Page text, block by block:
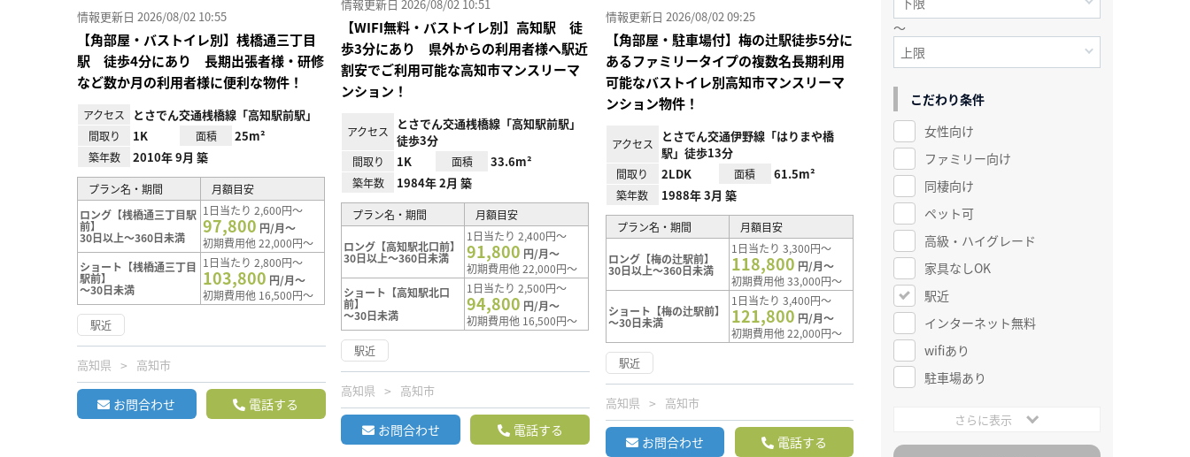
情報更新日 2026/08/02 10:55
【角部屋・バストイレ別】桟橋通三丁目
駅 徒歩4分にあり 長期出張者様・研修
など数か月の利用者様に便利な物件！
アクセス とさでん交通桟橋線「高知駅前駅」
間取り 1K 面積 25m²
築年数 2010年 9月 築
プラン名・期間
月額目安
ロング【桟橋通三丁目駅
前】
30日以上～360日未満
1日当たり 2,600円～
97,800 円/月～
初期費用他 22,000円～
ショート【桟橋通三丁目
駅前】
～30日未満
1日当たり 2,800円～
103,800 円/月～
初期費用他 16,500円～
駅近
高知県 高知市
お問合わせ 電話する
情報更新日 2026/08/02 10:51
【WIFI無料・バストイレ別】高知駅 徒
歩3分にあり 県外からの利用者様へ駅近
割安でご利用可能な高知市マンスリーマ
ンション！
アクセス
とさでん交通桟橋線「高知駅前駅」
徒歩3分
間取り 1K 面積 33.6m²
築年数 1984年 2月 築
プラン名・期間 月額目安
ロング【高知駅北口前】
30日以上～360日未満
1日当たり 2,400円～
91,800 円/月～
初期費用他 22,000円～
ショート【高知駅北口
前】
～30日未満
1日当たり 2,500円～
94,800 円/月～
初期費用他 16,500円～
駅近
高知県 高知市
お問合わせ 電話する
情報更新日 2026/08/02 09:25
【角部屋・駐車場付】梅の辻駅徒歩5分に
あるファミリータイプの複数名長期利用
可能なバストイレ別高知市マンスリーマ
ンション物件！
アクセス
とさでん交通伊野線「はりまや橋
駅」徒歩13分
間取り 2LDK 面積 61.5m²
築年数 1988年 3月 築
プラン名・期間 月額目安
ロング【梅の辻駅前】
30日以上～360日未満
1日当たり 3,300円～
118,800 円/月～
初期費用他 33,000円～
ショート【梅の辻駅前】
～30日未満
1日当たり 3,400円～
121,800 円/月～
初期費用他 22,000円～
駅近
高知県 高知市
お問合わせ 電話する
～
こだわり条件
女性向け
ファミリー向け
同棲向け
ペット可
高級・ハイグレード
家具なしOK
駅近
インターネット無料
wifiあり
駐車場あり
さらに表示